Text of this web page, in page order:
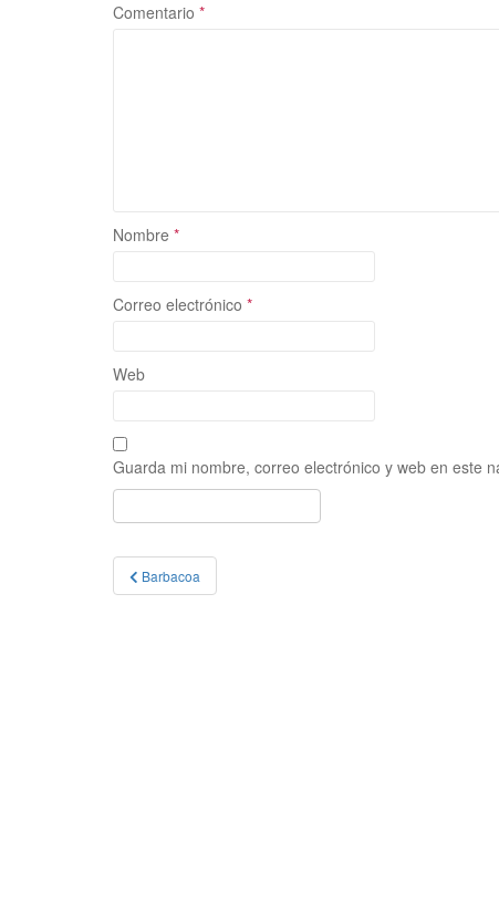
Comentario *
Nombre *
Correo electrónico *
Web
Guarda mi nombre, correo electrónico y web en este
Navegación
de
Barbacoa